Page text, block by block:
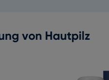
von Hautpilz